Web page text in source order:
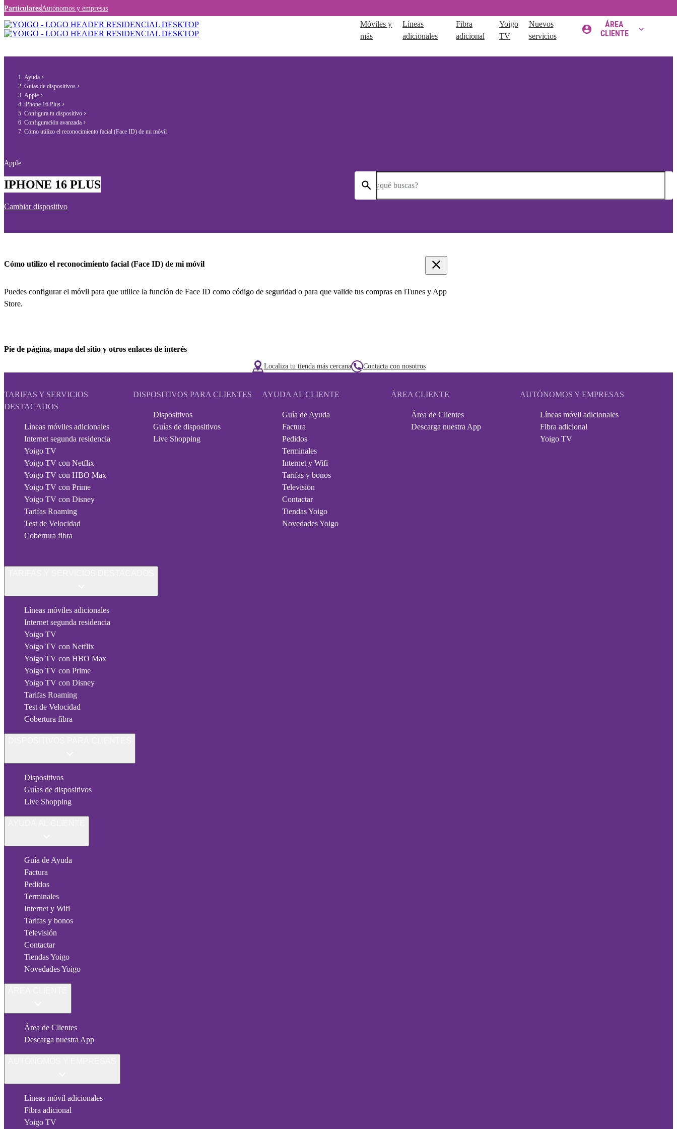
Particulares Autónomos y empresas
Móviles y
más
Líneas
adicionales
Fibra
adicional
Yoigo
TV
Nuevos
servicios
ÁREA
CLIENTE
Ayuda
Guías de dispositivos
Apple
iPhone 16 Plus
Configura tu dispositivo
Configuración avanzada
Cómo utilizo el reconocimiento facial (Face ID) de mi móvil
Apple
IPHONE 16 PLUS
Cambiar dispositivo
¿qué buscas?
Cómo utilizo el reconocimiento facial (Face ID) de mi móvil
Puedes configurar el móvil para que utilice la función de Face ID como código de seguridad o para que valide tus compras en iTunes y App
Store.
Pie de página, mapa del sitio y otros enlaces de interés
Localiza tu tienda más cercana Contacta con nosotros
TARIFAS Y SERVICIOS
DESTACADOS
Líneas móviles adicionales
Internet segunda residencia
Yoigo TV
Yoigo TV con Netflix
Yoigo TV con HBO Max
Yoigo TV con Prime
Yoigo TV con Disney
Tarifas Roaming
Test de Velocidad
Cobertura fibra
DISPOSITIVOS PARA CLIENTES
Dispositivos
Guías de dispositivos
Live Shopping
AYUDA AL CLIENTE
Guía de Ayuda
Factura
Pedidos
Terminales
Internet y Wifi
Tarifas y bonos
Televisión
Contactar
Tiendas Yoigo
Novedades Yoigo
ÁREA CLIENTE
Área de Clientes
Descarga nuestra App
AUTÓNOMOS Y EMPRESAS
Líneas móvil adicionales
Fibra adicional
Yoigo TV
Líneas móviles adicionales
Internet segunda residencia
Yoigo TV
Yoigo TV con Netflix
Yoigo TV con HBO Max
Yoigo TV con Prime
Yoigo TV con Disney
Tarifas Roaming
Test de Velocidad
Cobertura fibra
Dispositivos
Guías de dispositivos
Live Shopping
Guía de Ayuda
Factura
Pedidos
Terminales
Internet y Wifi
Tarifas y bonos
Televisión
Contactar
Tiendas Yoigo
Novedades Yoigo
Área de Clientes
Descarga nuestra App
Líneas móvil adicionales
Fibra adicional
Yoigo TV